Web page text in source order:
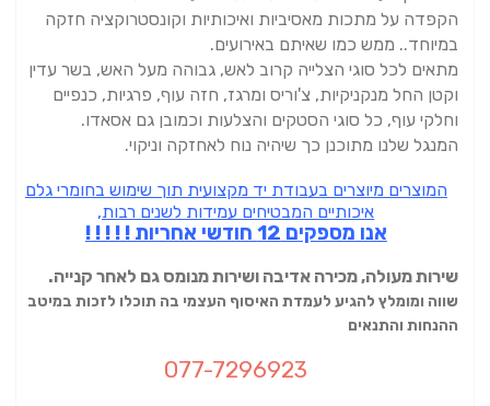
הקפדה על מתכות מאסיביות ואיכותיות וקונסטרוקציה חזקה
במיוחד.. ממש כמו שאיתם באירועים.
מתאים לכל סוגי הצלייה קרוב לאש, גבוהה מעל האש, בשר עדין
וקטן החל מנקניקיות, צ'וריס ומרגז, חזה עוף, פרגיות, כנפיים
וחלקי עוף, כל סוגי הסטקים והצלעות וכמובן גם אסאדו.
המנגל שלנו מתוכנן כך שיהיה נוח לאחזקה וניקוי.
המוצרים מיוצרים בעבודת יד מקצועית תוך שימוש בחומרי גלם
איכותיים המבטיחים עמידות לשנים רבות,
אנו מספקים 12 חודשי אחריות ! ! ! ! !
שירות מעולה, מכירה אדיבה ושירות מנומס גם לאחר קנייה.
שווה ומומלץ להגיע לעמדת האיסוף העצמי בה תוכלו לזכות במיטב
ההנחות והתנאים
077-7296923